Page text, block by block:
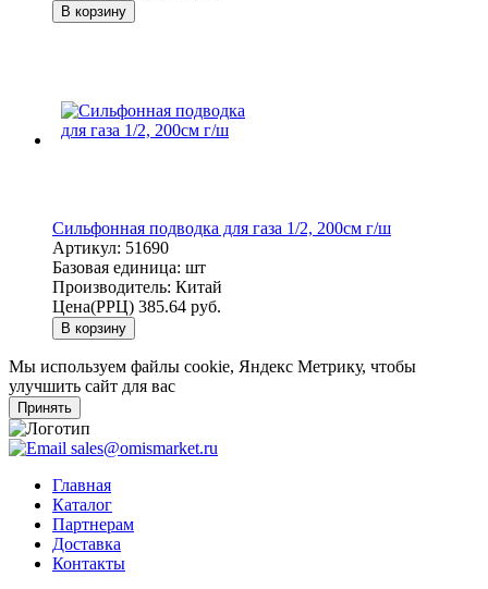
В корзину
Сильфонная подводка для газа 1/2, 200см г/ш
Артикул: 51690
Базовая единица: шт
Производитель: Китай
Цена(РРЦ) 385.64 руб.
В корзину
Мы используем файлы cookie, Яндекс Метрику, чтобы
улучшить сайт для вас
Принять
sales@omismarket.ru
Главная
Каталог
Партнерам
Доставка
Контакты